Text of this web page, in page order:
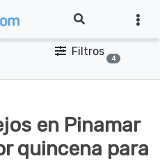
Filtros
4
en Pinamar
quincena para